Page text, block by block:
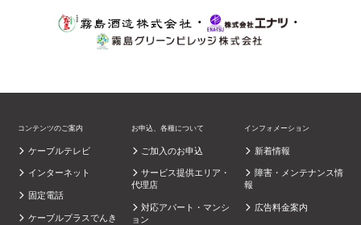
・
・
コンテンツのご案内
ケーブルテレビ
インターネット
固定電話
ケーブルプラスでんき
お申込、各種について
ご加入のお申込
サービス提供エリア・
代理店
対応アパート・マンシ
ョン
インフォメーション
新着情報
障害・メンテナンス情
報
広告料金案内